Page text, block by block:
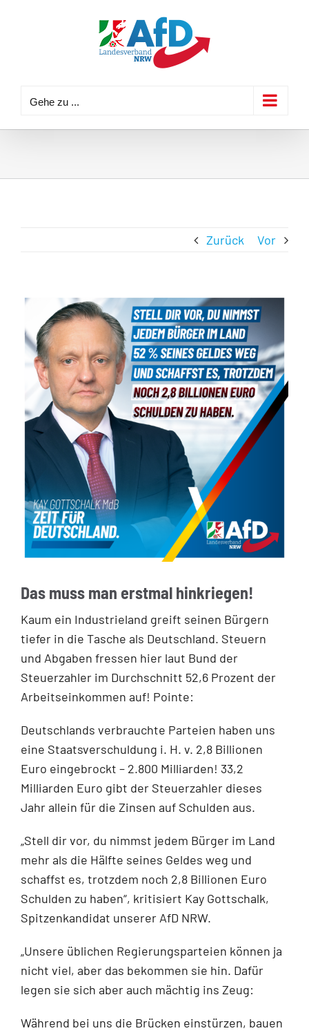
Gehe zu ...
Zurück Vor
Das muss man erstmal hinkriegen!
Kaum ein Industrieland greift seinen Bürgern
tiefer in die Tasche als Deutschland. Steuern
und Abgaben fressen hier laut Bund der
Steuerzahler im Durchschnitt 52,6 Prozent der
Arbeitseinkommen auf! Pointe:
Deutschlands verbrauchte Parteien haben uns
eine Staatsverschuldung i. H. v. 2,8 Billionen
Euro eingebrockt – 2.800 Milliarden! 33,2
Milliarden Euro gibt der Steuerzahler dieses
Jahr allein für die Zinsen auf Schulden aus.
„Stell dir vor, du nimmst jedem Bürger im Land
mehr als die Hälfte seines Geldes weg und
schaffst es, trotzdem noch 2,8 Billionen Euro
Schulden zu haben“, kritisiert Kay Gottschalk,
Spitzenkandidat unserer AfD NRW.
„Unsere üblichen Regierungsparteien können ja
nicht viel, aber das bekommen sie hin. Dafür
legen sie sich aber auch mächtig ins Zeug:
Während bei uns die Brücken einstürzen, bauen